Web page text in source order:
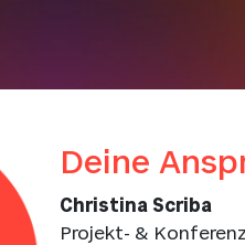
Deine
Christina Scriba
Projekt- &